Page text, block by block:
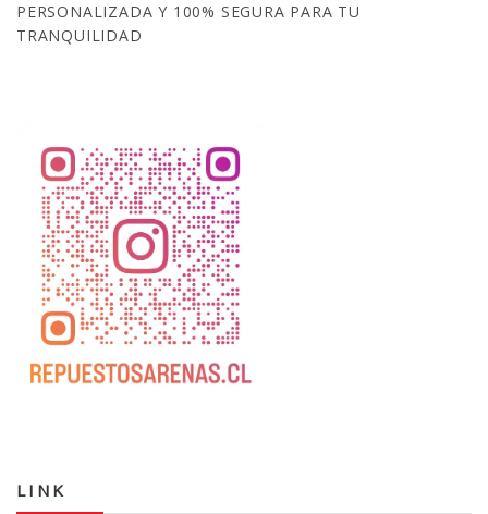
PERSONALIZADA Y 100% SEGURA PARA TU
TRANQUILIDAD
LINK